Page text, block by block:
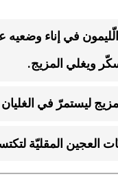
في إناء وضعيه
ويغلي المزيج.
ليستمرّ في
العجين المقليّة